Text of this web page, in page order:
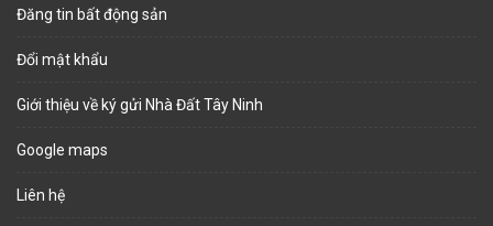
Đăng tin bất động sản
Đổi mật khẩu
Giới thiệu về ký gửi Nhà Đất Tây Ninh
Google maps
Liên hệ